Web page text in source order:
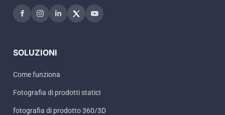
SOLUZIONI
Come funziona
Fotografia di prodotti statici
fotografia di prodotto 360/3D